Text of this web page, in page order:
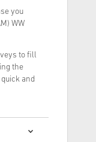
you
WW
to fill
the
and